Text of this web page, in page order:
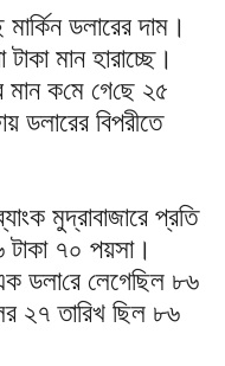
মার্কিন ডলারের দাম।
মান হারাচ্ছে।
মান ক‌মে গে‌ছে ২৫
বিপরীতে
মুদ্রাবাজারে প্রতি
৭০ পয়সা।
ডলা‌রে লেগেছিল ৮৬
২৭ তারিখ ছিল ৮৬